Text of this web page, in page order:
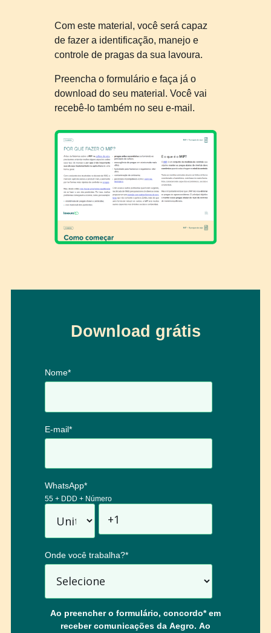
Com este material, você será capaz
de fazer a identificação, manejo e
controle de pragas da sua lavoura.
Preencha o formulário e faça já o
download do seu material. Você vai
recebê-lo também no seu e-mail.
Download grátis
Nome*
E-mail*
WhatsApp*
55 + DDD + Número
Onde você trabalha?*
Ao preencher o formulário, concordo* em
receber comunicações da Aegro. Ao